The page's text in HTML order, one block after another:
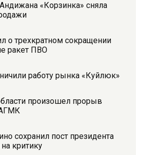
«Корзинка» сняла
о трехкратном сокращении
ракет ПВО
работу рынка «Куйлюк»
произошел прорыв
сохранил пост президента
критику